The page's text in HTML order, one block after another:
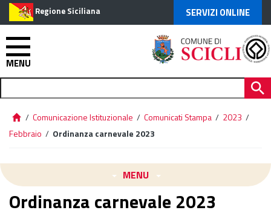
Regione Siciliana SERVIZI ONLINE
MENU
/ Comunicazione Istituzionale / Comunicati Stampa / 2023 /
Febbraio / Ordinanza carnevale 2023
MENU
Ordinanza carnevale 2023